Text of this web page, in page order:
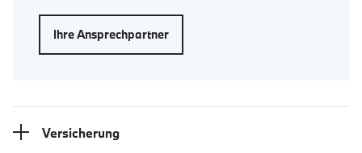
Ihre Ansprechpartner
Versicherung